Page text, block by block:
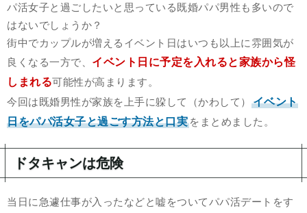
パ活女子と過ごしたいと思っている既婚パパ男性も多いので
はないでしょうか？
街中でカップルが増えるイベント日はいつも以上に雰囲気が
良くなる一方で、 イベント日に予定を入れると家族から怪
しまれる可能性が高まります。
今回は既婚男性が家族を上手に躱して（かわして）
イベント
日をパパ活女子と過ごす方法と口実 をまとめました。
ドタキャンは危険
当日に急遽仕事が入ったなどと嘘をついてパパ活デートをす